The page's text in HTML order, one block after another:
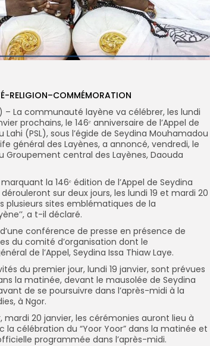
RELIGION–COMMÉMORATION
– La communauté layène va célébrer, les lundi
prochains, le 146ᵉ anniversaire de l’Appel de
Lahi (PSL), sous l’égide de Seydina Mouhamadou
général des Layènes, a annoncé, vendredi, le
Groupement central des Layènes, Daouda
marquant la 146ᵉ édition de l’Appel de Seydina
sur deux jours, les lundi 19 et mardi 20
plusieurs sites emblématiques de la
a t-il déclaré.
conférence de presse en présence de
du comité d’organisation dont le
de l’Appel, Seydina Issa Thiaw Laye.
du premier jour, lundi 19 janvier, sont prévues
la matinée, devant le mausolée de Seydina
de se poursuivre dans l’après-midi à la
à Ngor.
mardi 20 janvier, les cérémonies auront lieu à
la célébration du “Yoor Yoor” dans la matinée et
programmée dans l’après-midi.